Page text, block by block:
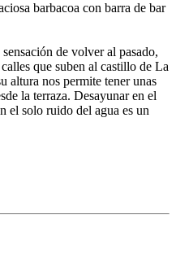
barbacoa con barra de bar
de volver al pasado,
que suben al castillo de La
altura nos permite tener unas
la terraza. Desayunar en el
el solo ruido del agua es un